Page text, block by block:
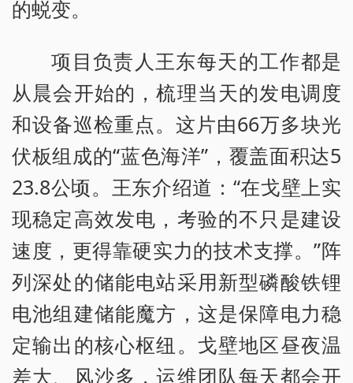
的蜕变。
项目负责人王东每天的工作都是
从晨会开始的，梳理当天的发电调度
和设备巡检重点。这片由66万多块光
伏板组成的“蓝色海洋”，覆盖面积达5
23.8公顷。王东介绍道：“在戈壁上实
现稳定高效发电，考验的不只是建设
速度，更得靠硬实力的技术支撑。”阵
列深处的储能电站采用新型磷酸铁锂
电池组建储能魔方，这是保障电力稳
定输出的核心枢纽。戈壁地区昼夜温
差大、风沙多，运维团队每天都会开